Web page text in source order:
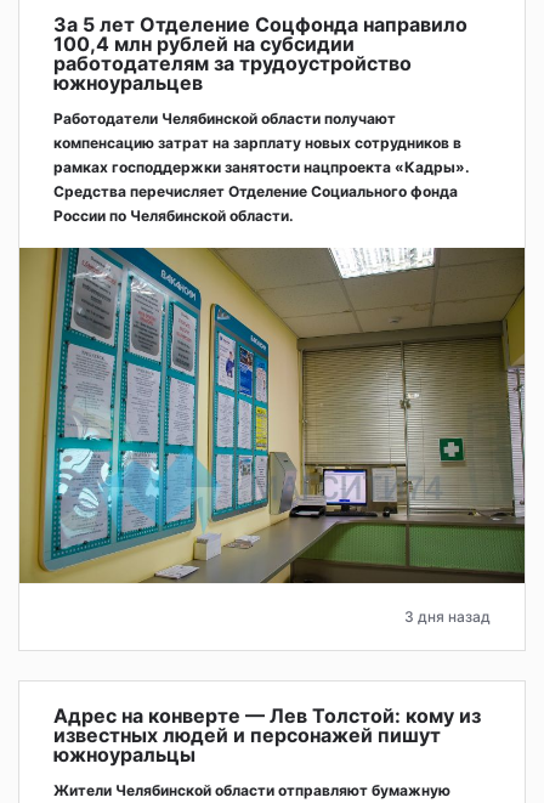
За 5 лет Отделение Соцфонда направило
100,4 млн рублей на субсидии
работодателям за трудоустройство
южноуральцев
Работодатели Челябинской области получают
компенсацию затрат на зарплату новых сотрудников в
рамках господдержки занятости нацпроекта «Кадры».
Средства перечисляет Отделение Социального фонда
России по Челябинской области.
3 дня назад
Адрес на конверте — Лев Толстой: кому из
известных людей и персонажей пишут
южноуральцы
Жители Челябинской области отправляют бумажную